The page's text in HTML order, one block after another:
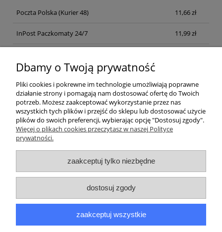
Poczta Polska (Kurier 48) 11,66 zł
InPost Paczkomaty 24/7 11,99 zł
Pomoc
Moje konto
Płatności i dostawa
Informacje
O nas
Dbamy o Twoją prywatność
Pliki cookies i pokrewne im technologie umożliwiają poprawne
działanie strony i pomagają nam dostosować ofertę do Twoich
potrzeb. Możesz zaakceptować wykorzystanie przez nas
wszystkich tych plików i przejść do sklepu lub dostosować użycie
plików do swoich preferencji, wybierając opcję "Dostosuj zgody".
Więcej o plikach cookies przeczytasz w naszej Polityce
prywatności.
zaakceptuj tylko niezbędne
dostosuj zgody
zaakceptuj wszystkie